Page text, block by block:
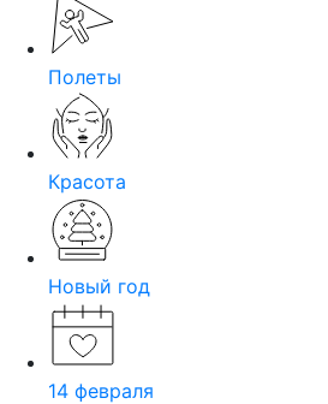
Полеты
Красота
Новый год
14 февраля